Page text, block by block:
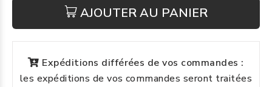
AJOUTER AU PANIER
Expéditions différées de vos commandes :
les expéditions de vos commandes seront traitées